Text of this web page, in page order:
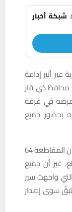
شبكة أخبار
عبر أثير إذاعة
محافظ ذي قار
في غرفة
بحضور جميع
وفي تصريح رصدته شبكة أخبار الناصرية، أكد أن المقاطعة 64
غير أن جميع
واجهت سير
سوى إصدار